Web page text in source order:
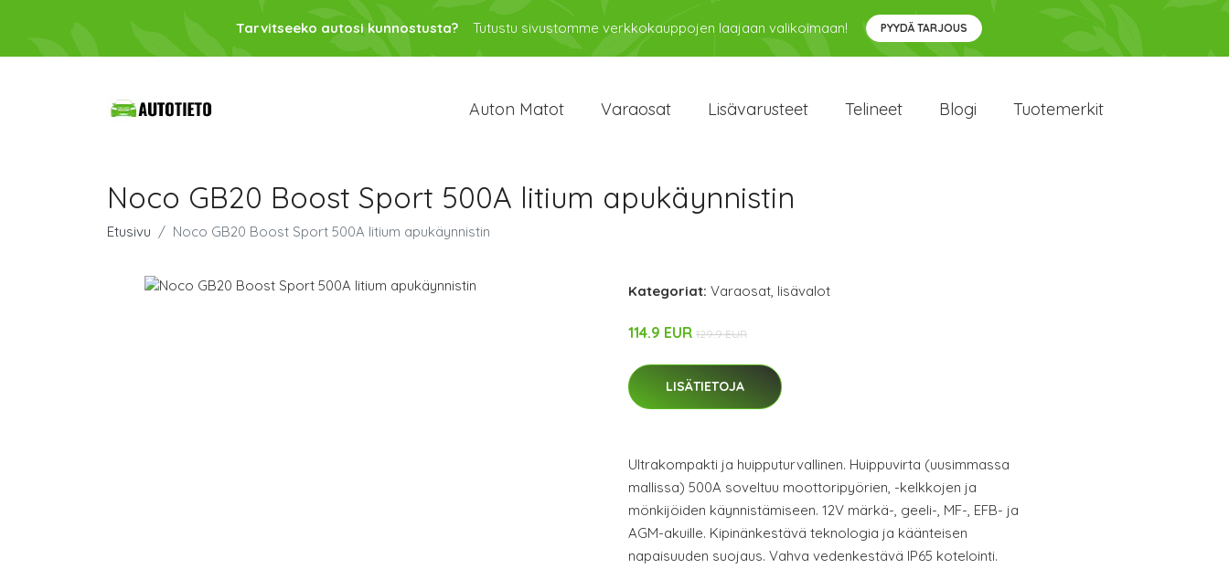
Tarvitseeko autosi kunnostusta? Tutustu sivustomme verkkokauppojen laajaan valikoimaan! PYYDÄ TARJOUS
Auton Matot Varaosat Lisävarusteet Telineet Blogi Tuotemerkit
Noco GB20 Boost Sport 500A litium apukäynnistin
Etusivu Noco GB20 Boost Sport 500A litium apukäynnistin
Kategoriat: Varaosat, lisävalot
114.9 EUR 129.9 EUR
LISÄTIETOJA
Ultrakompakti ja huipputurvallinen. Huippuvirta (uusimmassa
mallissa) 500A soveltuu moottoripyörien, -kelkkojen ja
mönkijöiden käynnistämiseen. 12V märkä-, geeli-, MF-, EFB- ja
AGM-akuille. Kipinänkestävä teknologia ja käänteisen
napaisuuden suojaus. Vahva vedenkestävä IP65 kotelointi.